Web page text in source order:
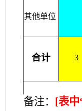
其他单位
合计 3
备注： [表中